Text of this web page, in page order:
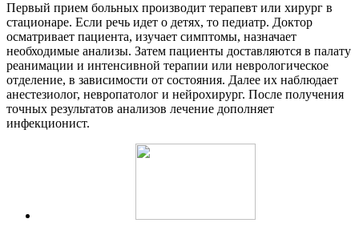
Первый прием больных производит терапевт или хирург в
стационаре. Если речь идет о детях, то педиатр. Доктор
осматривает пациента, изучает симптомы, назначает
необходимые анализы. Затем пациенты доставляются в палату
реанимации и интенсивной терапии или неврологическое
отделение, в зависимости от состояния. Далее их наблюдает
анестезиолог, невропатолог и нейрохирург. После получения
точных результатов анализов лечение дополняет
инфекционист.